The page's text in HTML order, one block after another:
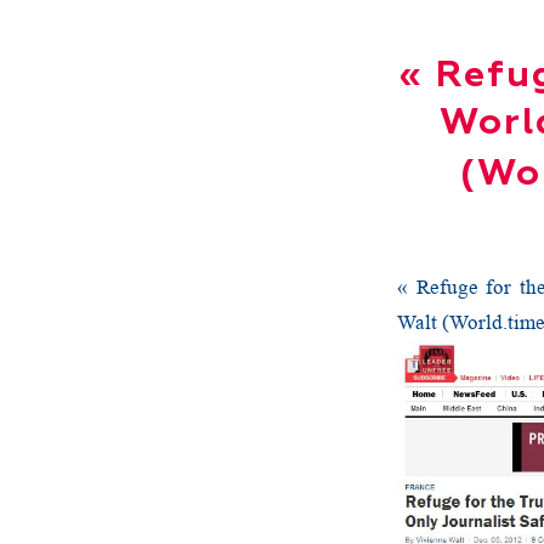
«
« Refuge for
Walt